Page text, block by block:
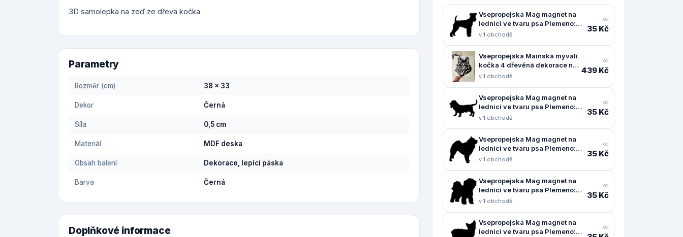
3D samolepka na zeď ze dřeva kočka
Parametry
Rozměr (cm) 38 x 33
Dekor Černá
Síla 0,5 cm
Materiál MDF deska
Obsah balení Dekorace, lepící páska
Barva Černá
Doplňkové informace
Vsepropejska Mag magnet na
lednici ve tvaru psa Plemeno:
Erdelteriér
v 1 obchodě
od
35 Kč
Vsepropejska Mainská mývalí
kočka 4 dřevěná dekorace na
zeď Rozměr (cm): 38 x 30
v 1 obchodě
od
439 Kč
Vsepropejska Mag magnet na
lednici ve tvaru psa Plemeno:
Baset
v 1 obchodě
od
35 Kč
Vsepropejska Mag magnet na
lednici ve tvaru psa Plemeno:
Čau čau
v 1 obchodě
od
35 Kč
Vsepropejska Mag magnet na
lednici ve tvaru psa Plemeno:
Boloňský psík
v 1 obchodě
od
35 Kč
Vsepropejska Mag magnet na
lednici ve tvaru psa Plemeno:
od